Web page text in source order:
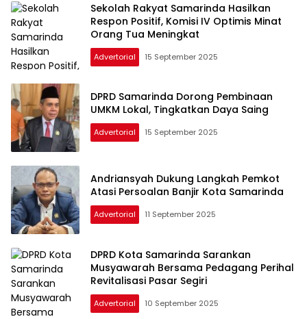
Sekolah Rakyat Samarinda Hasilkan
Respon Positif, Komisi IV Optimis Minat
Orang Tua Meningkat
Advertorial 15 September 2025
DPRD Samarinda Dorong Pembinaan
UMKM Lokal, Tingkatkan Daya Saing
Advertorial 15 September 2025
Andriansyah Dukung Langkah Pemkot
Atasi Persoalan Banjir Kota Samarinda
Advertorial 11 September 2025
DPRD Kota Samarinda Sarankan
Musyawarah Bersama Pedagang Perihal
Revitalisasi Pasar Segiri
Advertorial 10 September 2025